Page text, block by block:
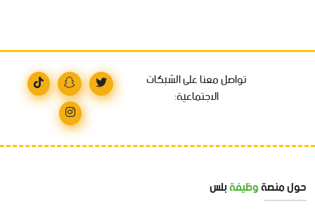
تواصل معنا على الشبكات
الاجتماعية:
حول منصةوظيفةبلس